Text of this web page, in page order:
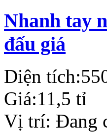
Nhanh tay
đấu giá
Diện tích:
Giá:11,5 tỉ
Vị trí: Đang